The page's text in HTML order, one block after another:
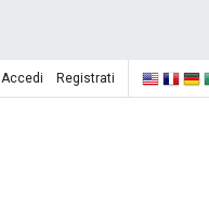
Accedi Registrati